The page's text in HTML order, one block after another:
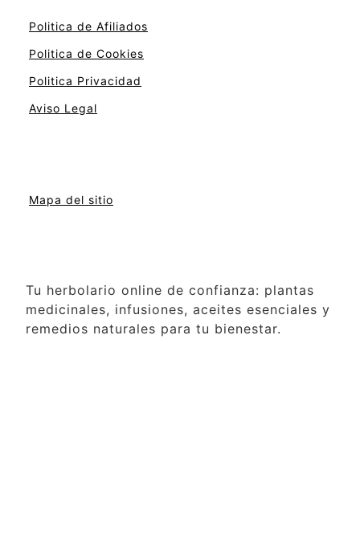
Politica de Afiliados
Politica de Cookies
Politica Privacidad
Aviso Legal
Mapa del sitio
Tu herbolario online de confianza: plantas
medicinales, infusiones, aceites esenciales y
remedios naturales para tu bienestar.